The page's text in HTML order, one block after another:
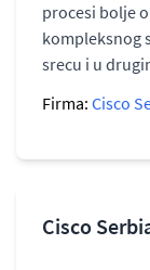
procesi bolje
kompleksnog
srecu i u
Firma: Cisco
Cisco